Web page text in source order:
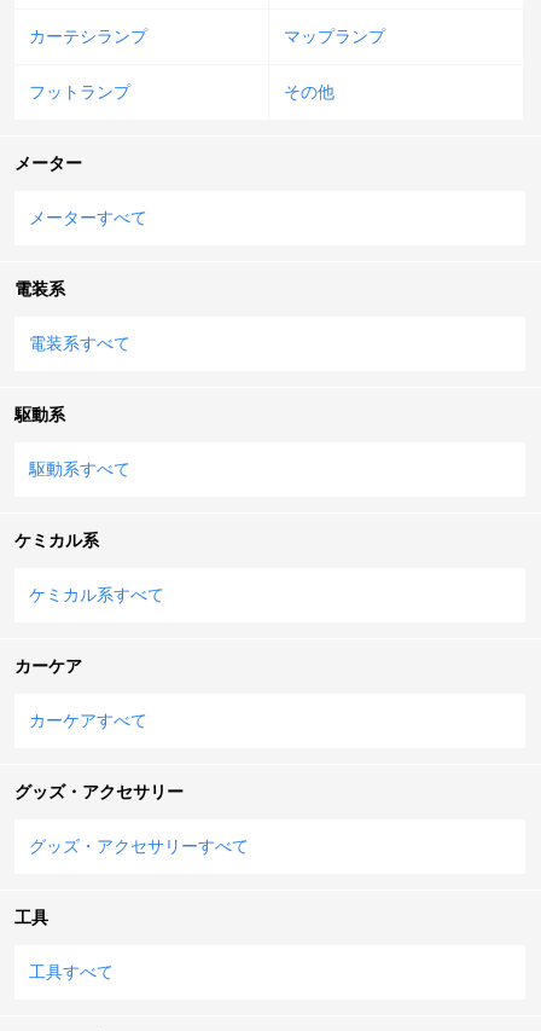
カーテシランプ マップランプ
フットランプ その他
メーター
メーターすべて
電装系
電装系すべて
駆動系
駆動系すべて
ケミカル系
ケミカル系すべて
カーケア
カーケアすべて
グッズ・アクセサリー
グッズ・アクセサリーすべて
工具
工具すべて